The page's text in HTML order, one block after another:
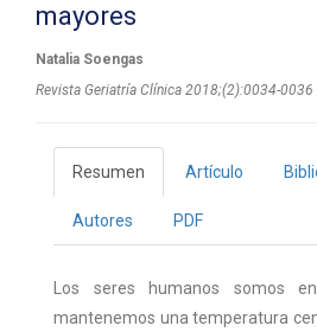
mayores
Natalia Soengas
Revista Geriatría Clí­nica 2018;(2):0034-0036
Resumen Artículo
Autores PDF
Los seres humanos somos
mantenemos una temperatura